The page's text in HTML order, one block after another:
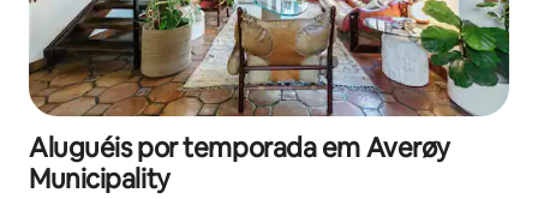
Aluguéis por temporada em Averøy
Municipality